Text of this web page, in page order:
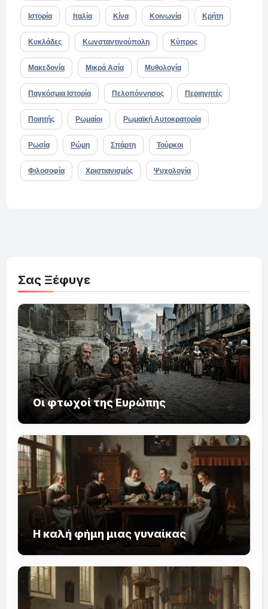
Ιστορία Ιταλία Κίνα Κοινωνία Κρήτη
Κυκλάδες Κωνσταντινούπολη Κύπρος
Μακεδονία Μικρά Ασία Μυθολογία
Παγκόσμια Ιστορία Πελοπόννησος Περιηγητές
Ποιητής Ρωμαίοι Ρωμαϊκή Αυτοκρατορία
Ρωσία Ρώμη Σπάρτη Τούρκοι
Φιλοσοφία Χριστιανισμός Ψυχολογία
Σας Ξέφυγε
Οι φτωχοί της Ευρώπης
Η καλή φήμη μιας γυναίκας